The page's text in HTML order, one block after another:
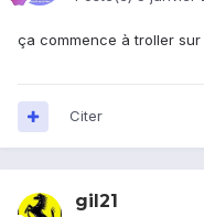
ça commence à troller sur
Citer
gil21